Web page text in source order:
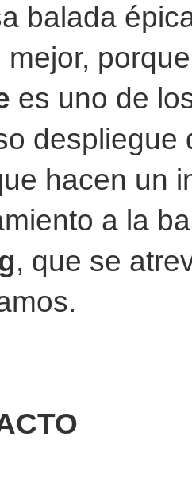
balada
mejor,
es uno de
despliegue
hacen un
a la
, que se